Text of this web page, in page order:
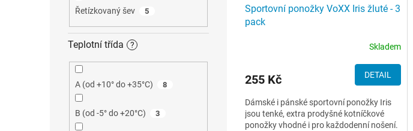
Řetízkovaný šev 5
Teplotní třída ?
A (od +10° do +35°C) 8
B (od -5° do +20°C) 3
Sportovní ponožky VoXX Iris žluté - 3
pack
Skladem
255 Kč DETAIL
Dámské i pánské sportovní ponožky Iris
jsou tenké, extra prodyšné kotníčkové
ponožky vhodné i pro každodenní nošení.